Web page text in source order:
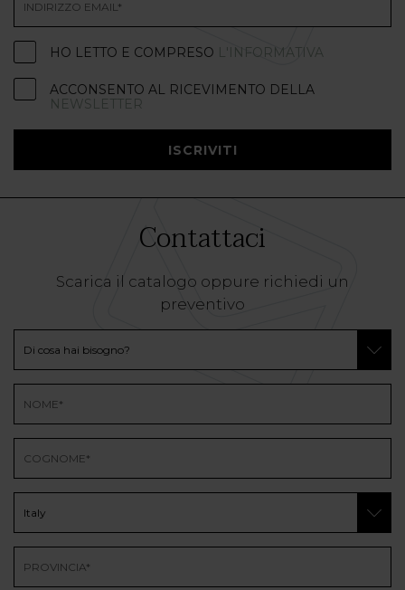
HO LETTO E COMPRESO L'INFORMATIVA
ACCONSENTO AL RICEVIMENTO DELLA
NEWSLETTER
ISCRIVITI
Contattaci
Scarica il catalogo oppure richiedi un
preventivo